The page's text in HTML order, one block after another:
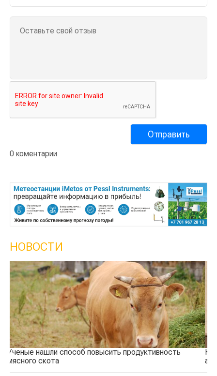
0 коментарии
НОВОСТИ
Кто успел, тот и съел: новые правила выдачи
агросубсидий